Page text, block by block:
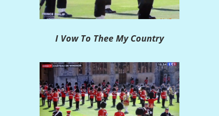
I Vow To Thee My Country